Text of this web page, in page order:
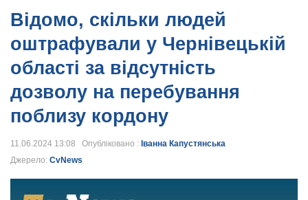
Відомо, скільки людей
оштрафували у Чернівецькій
області за відсутність
дозволу на перебування
поблизу кордону
11.06.2024 13:08 Опубліковано : Іванна Капустянська
Джерело: CvNews